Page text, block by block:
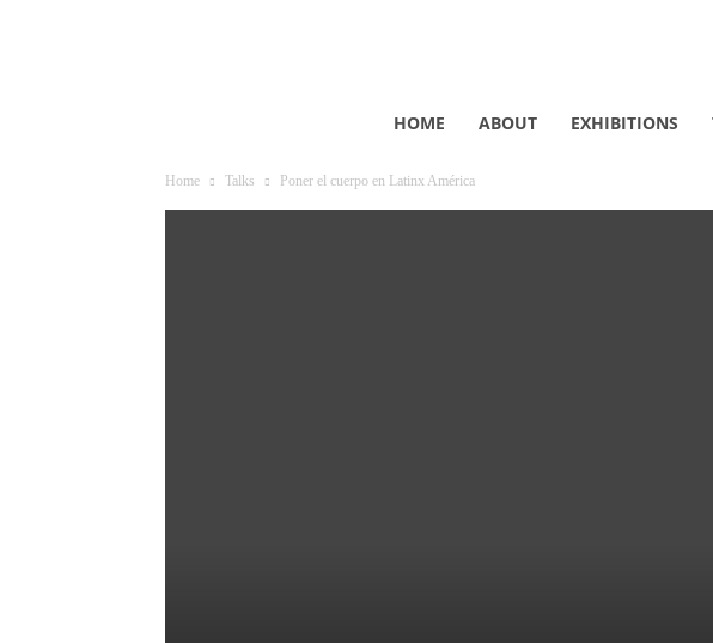
HOME ABOUT EXHIBITIONS
Home Talks Poner el cuerpo en Latinx América